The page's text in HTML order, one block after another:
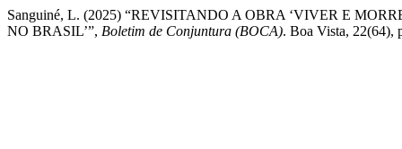
Sanguiné, L. (2025) “REVISITANDO A OBRA ‘VIVER E
NO BRASIL’”, Boletim de Conjuntura (BOCA). Boa Vista, 22(64),